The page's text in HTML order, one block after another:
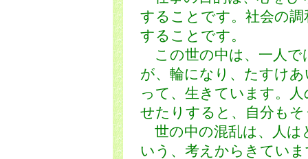
することです。社会の
することです。
この世の中は、一人で
が、輪になり、たすけ
って、生きています。
せたりすると、自分も
世の中の混乱は、人は
いう、考えからきてい